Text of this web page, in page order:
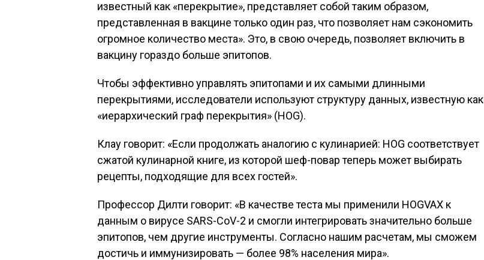
известный как «перекрытие», представляет собой таким образом,
представленная в вакцине только один раз, что позволяет нам сэкономить
огромное количество места». Это, в свою очередь, позволяет включить в
вакцину гораздо больше эпитопов.
Чтобы эффективно управлять эпитопами и их самыми длинными
перекрытиями, исследователи используют структуру данных, известную как
«иерархический граф перекрытия» (HOG).
Клау говорит: «Если продолжать аналогию с кулинарией: HOG соответствует
сжатой кулинарной книге, из которой шеф-повар теперь может выбирать
рецепты, подходящие для всех гостей».
Профессор Дилти говорит: «В качестве теста мы применили HOGVAX к
данным о вирусе SARS-CoV-2 и смогли интегрировать значительно больше
эпитопов, чем другие инструменты. Согласно нашим расчетам, мы сможем
достичь и иммунизировать — более 98% населения мира».